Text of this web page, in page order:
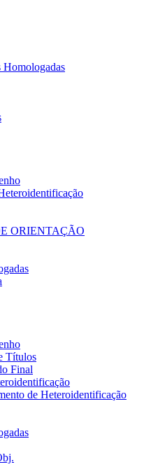
Homologadas
ORIENTAÇÃO
Títulos
Final
de Heteroidentificação